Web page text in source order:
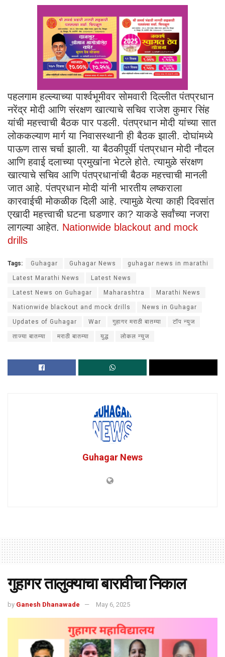
पहलगाम हल्ल्याच्या पार्श्वभूमीवर सोमवारी दिल्लीत पंतप्रधान
नरेंद्र मोदी आणि संरक्षण खात्याचे सचिव राजेश कुमार सिंह
यांची महत्त्वाची बैठक पार पडली. पंतप्रधान मोदी यांच्या सात
लोककल्याण मार्ग या निवासस्थानी ही बैठक झाली. दोघांमध्ये
पाऊण तास चर्चा झाली. या बैठकीपूर्वी पंतप्रधान मोदी नौदल
आणि हवाई दलाच्या प्रमुखांना भेटले होते. त्यामुळे संरक्षण
खात्याचे सचिव आणि पंतप्रधानांची बैठक महत्त्वाची मानली
जात आहे. पंतप्रधान मोदी यांनी भारतीय लष्कराला
कारवाईची मोकळीक दिली आहे. त्यामुळे येत्या काही दिवसांत
एखादी महत्त्वाची घटना घडणार का? याकडे सर्वांच्या नजरा
लागल्या आहेत. Nationwide blackout and mock
drills
Tags: Guhagar Guhagar News guhagar news in marathi
Latest Marathi News Latest News
Latest News on Guhagar Maharashtra Marathi News
Nationwide blackout and mock drills News in Guhagar
Updates of Guhagar War गुहागर मराठी बातम्या टॉप न्युज
ताज्या बातम्या मराठी बातम्या युद्ध लोकल न्युज
Guhagar News
गुहागर तालुक्याचा बारावीचा निकाल
by Ganesh Dhanawade May 6, 2025